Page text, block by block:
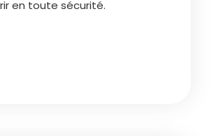
en toute sécurité.